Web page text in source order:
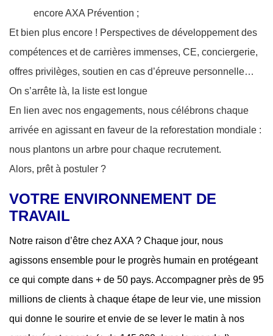
encore AXA Prévention ;
Et bien plus encore ! Perspectives de développement des
compétences et de carrières immenses, CE, conciergerie,
offres privilèges, soutien en cas d’épreuve personnelle…
On s’arrête là, la liste est longue
En lien avec nos engagements, nous célébrons chaque
arrivée en agissant en faveur de la reforestation mondiale :
nous plantons un arbre pour chaque recrutement.
Alors, prêt à postuler ?
VOTRE ENVIRONNEMENT DE
TRAVAIL
Notre raison d’être chez AXA ? Chaque jour, nous
agissons ensemble pour le progrès humain en protégeant
ce qui compte dans + de 50 pays. Accompagner près de 95
millions de clients à chaque étape de leur vie, une mission
qui donne le sourire et envie de se lever le matin à nos